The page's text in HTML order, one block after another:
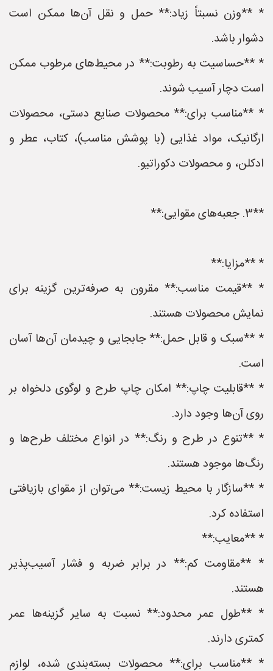
* **وزن نسبتاً زیاد:** حمل و نقل آن‌ها ممکن است
دشوار باشد.
* **حساسیت به رطوبت:** در محیط‌های مرطوب ممکن
است دچار آسیب شوند.
* **مناسب برای:** محصولات صنایع دستی، محصولات
ارگانیک، مواد غذایی (با پوشش مناسب)، کتاب، عطر و
ادکلن، و محصولات دکوراتیو.
**3. جعبه‌های مقوایی:**
* **مزایا:**
* **قیمت مناسب:** مقرون به صرفه‌ترین گزینه برای
نمایش محصولات هستند.
* **سبک و قابل حمل:** جابجایی و چیدمان آن‌ها آسان
است.
* **قابلیت چاپ:** امکان چاپ طرح و لوگوی دلخواه بر
روی آن‌ها وجود دارد.
* **تنوع در طرح و رنگ:** در انواع مختلف طرح‌ها و
رنگ‌ها موجود هستند.
* **سازگار با محیط زیست:** می‌توان از مقوای بازیافتی
استفاده کرد.
* **معایب:**
* **مقاومت کم:** در برابر ضربه و فشار آسیب‌پذیر
هستند.
* **طول عمر محدود:** نسبت به سایر گزینه‌ها عمر
کمتری دارند.
* **مناسب برای:** محصولات بسته‌بندی شده، لوازم